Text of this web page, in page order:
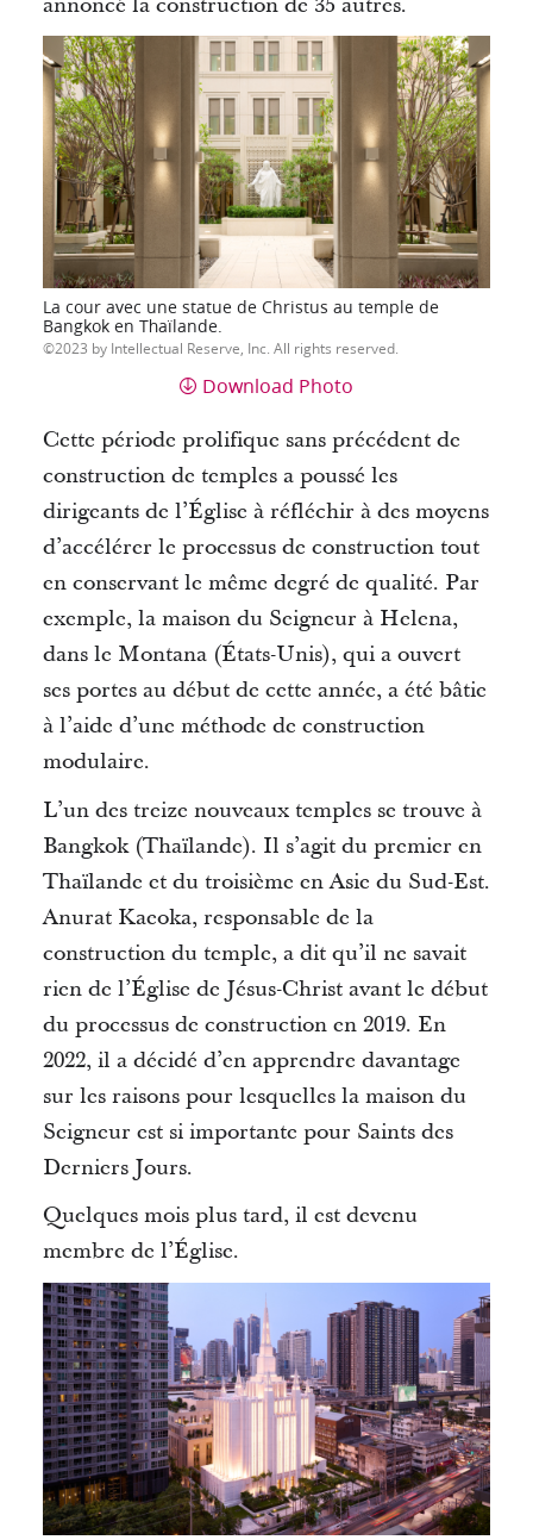
La cour avec une statue de Christus au temple de
Bangkok en Thaïlande.
2023 by Intellectual Reserve, Inc. All rights reserved.
Download Photo
Cette période prolifique sans précédent de
construction de temples a poussé les
dirigeants de l’Église à réfléchir à des moyens
d’accélérer le processus de construction tout
en conservant le même degré de qualité. Par
exemple, la maison du Seigneur à Helena,
dans le Montana (États-Unis), qui a ouvert
ses portes au début de cette année, a été bâtie
à l’aide d’une méthode de construction
modulaire.
L’un des treize nouveaux temples se trouve à
Bangkok (Thaïlande). Il s’agit du premier en
Thaïlande et du troisième en Asie du Sud-Est.
Anurat Kaeoka, responsable de la
construction du temple, a dit qu’il ne savait
rien de l’Église de Jésus-Christ avant le début
du processus de construction en 2019. En
2022, il a décidé d’en apprendre davantage
sur les raisons pour lesquelles la maison du
Seigneur est si importante pour Saints des
Derniers Jours.
Quelques mois plus tard, il est devenu
membre de l’Église.